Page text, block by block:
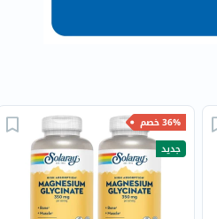
36% خصم
جديد